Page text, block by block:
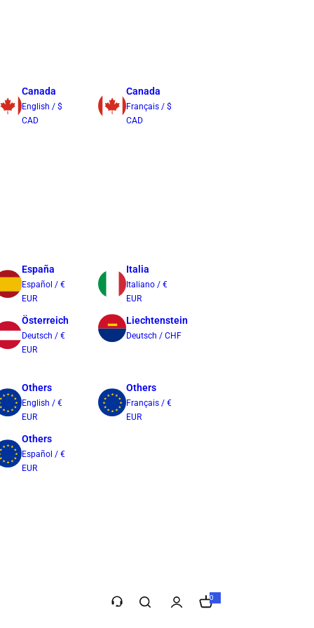
Canada
English / $
CAD
Canada
Français / $
CAD
España
Español / €
EUR
Italia
Italiano / €
EUR
Österreich
Deutsch / €
EUR
Liechtenstein
Deutsch / CHF
Others
English / €
EUR
Others
Français / €
EUR
Others
Español / €
EUR
0
0
e